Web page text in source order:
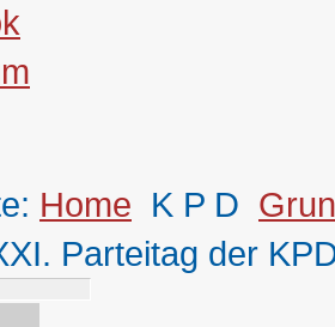
Home K P D
Parteitag der